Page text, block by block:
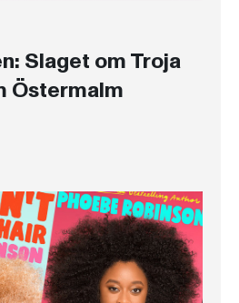
Slaget om Troja
Östermalm